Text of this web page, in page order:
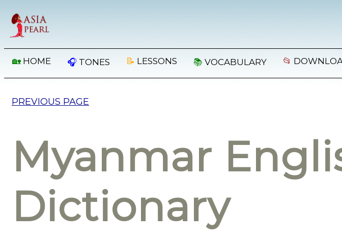
🏡 HOME 🎧 TONES 📝 LESSONS 📚 VOCABULARY 📂
PREVIOUS PAGE
Myanmar
Dictionary